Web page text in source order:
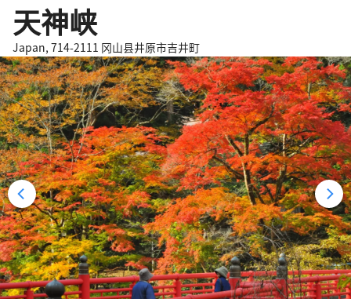
天神峡
Japan, 714-2111 冈山县井原市吉井町